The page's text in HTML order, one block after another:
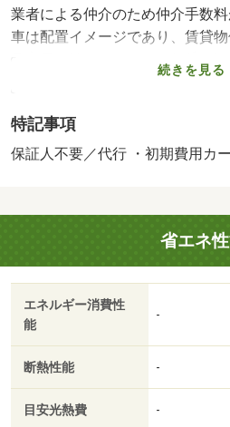
業者による仲介のため仲介手数
車は配置イメージであり、賃貸
具家電付等を除く）。・賃貸保
約】 初回契約事務手数料：３３
ゾンパートナーズ）・維持費等：
ＰＰＯＲＴ２４月額１，３２０円
き☆ 防犯カメラ付き♪空き巣や
ります！！・駐輪場：有/鍵交換
グ特約料 84920円
続きを見る
特記事項
保証人不要／代行 ・初期費用カ
省エネ
エネルギー消費性
能
-
断熱性能 -
目安光熱費 -